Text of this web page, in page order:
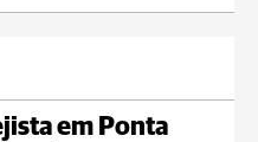
em Ponta